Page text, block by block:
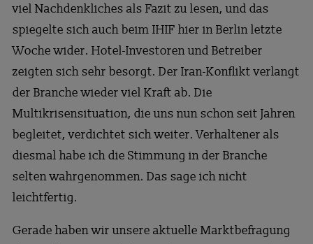
viel Nachdenkliches als Fazit zu lesen, und das
spiegelte sich auch beim IHIF hier in Berlin letzte
Woche wider. Hotel-Investoren und Betreiber
zeigten sich sehr besorgt. Der Iran-Konflikt verlangt
der Branche wieder viel Kraft ab. Die
Multikrisensituation, die uns nun schon seit Jahren
begleitet, verdichtet sich weiter. Verhaltener als
diesmal habe ich die Stimmung in der Branche
selten wahrgenommen. Das sage ich nicht
leichtfertig.
Gerade haben wir unsere aktuelle Marktbefragung